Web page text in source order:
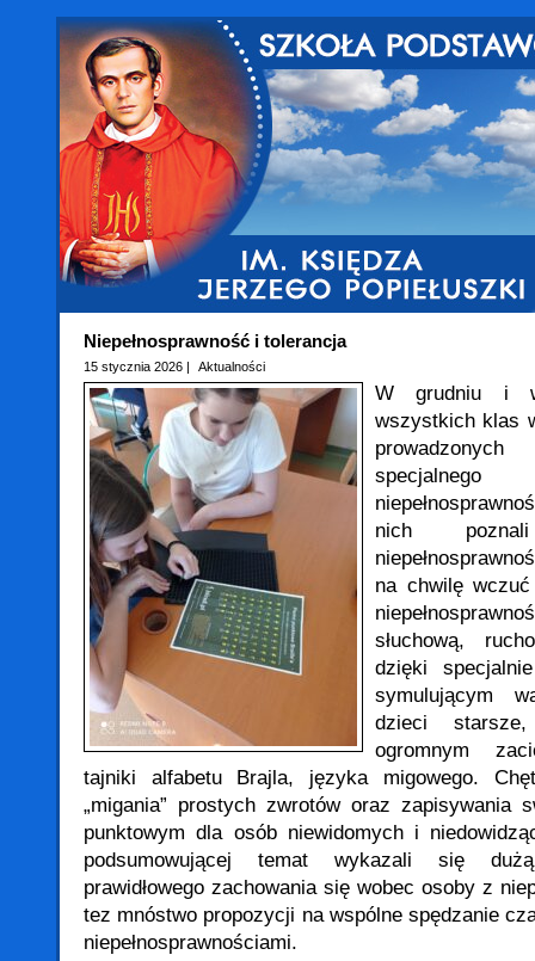
Niepełnosprawność i tolerancja
15 stycznia 2026 | Aktualności
W grudniu i
wszystkich klas
nich
na chwilę
słuchową,
dzięki
symulującym
dzieci
ogromnym
tajniki alfabetu Brajla, języka migowego.
„migania” prostych zwrotów oraz zapisywania
punktowym dla osób niewidomych i
podsumowującej temat wykazali się
prawidłowego zachowania się wobec osoby z
tez mnóstwo propozycji na wspólne spędzanie
niepełnosprawnościami.